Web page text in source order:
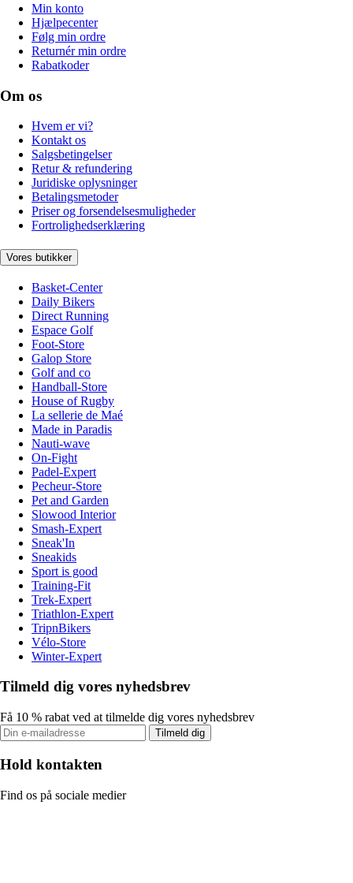
Min konto
Hjælpecenter
Følg min ordre
Returnér min ordre
Rabatkoder
Om os
Hvem er vi?
Kontakt os
Salgsbetingelser
Retur & refundering
Juridiske oplysninger
Betalingsmetoder
Priser og forsendelsesmuligheder
Fortrolighedserklæring
Vores butikker
Basket-Center
Daily Bikers
Direct Running
Espace Golf
Foot-Store
Galop Store
Golf and co
Handball-Store
House of Rugby
La sellerie de Maé
Made in Paradis
Nauti-wave
On-Fight
Padel-Expert
Pecheur-Store
Pet and Garden
Slowood Interior
Smash-Expert
Sneak'In
Sneakids
Sport is good
Training-Fit
Trek-Expert
Triathlon-Expert
TripnBikers
Vélo-Store
Winter-Expert
Tilmeld dig vores nyhedsbrev
Få 10 % rabat ved at tilmelde dig vores nyhedsbrev
Tilmeld dig
Hold kontakten
Find os på sociale medier